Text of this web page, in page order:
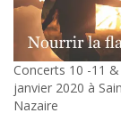
Concerts 10 -11
janvier 2020 à
Nazaire